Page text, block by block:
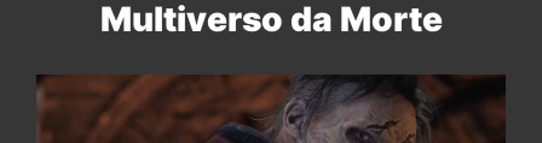
Multiverso da Morte